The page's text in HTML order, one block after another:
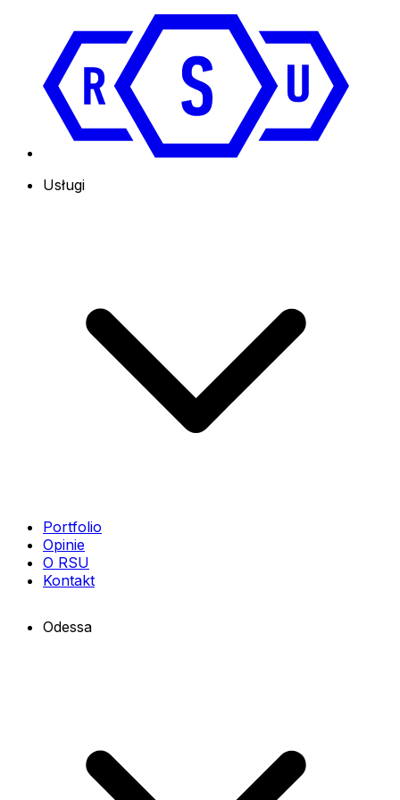
Usługi
Portfolio
Opinie
O RSU
Kontakt
Odessa